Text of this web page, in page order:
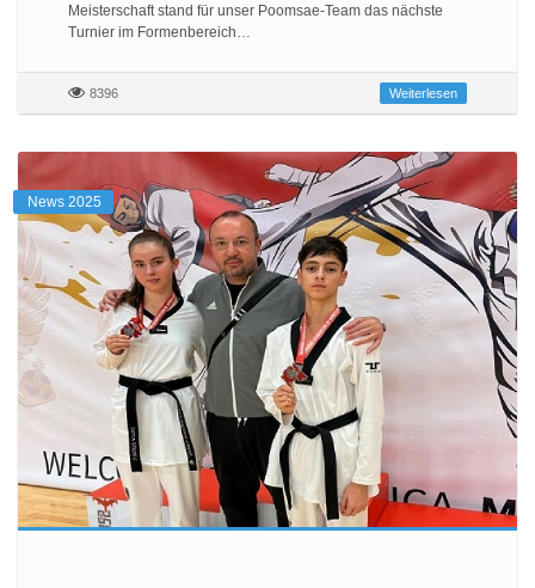
Meisterschaft stand für unser Poomsae-Team das nächste
Turnier im Formenbereich…
8396 Weiterlesen
News 2025